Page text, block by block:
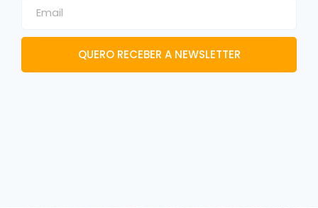
QUERO RECEBER A NEWSLETTER